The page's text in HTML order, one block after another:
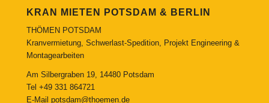
KRAN MIETEN POTSDAM & BERLIN
THÖMEN POTSDAM
Kranvermietung, Schwerlast-Spedition, Projekt Engineering &
Montagearbeiten
Am Silbergraben 19, 14480 Potsdam
Tel +49 331 864721
E-Mail potsdam@thoemen.de